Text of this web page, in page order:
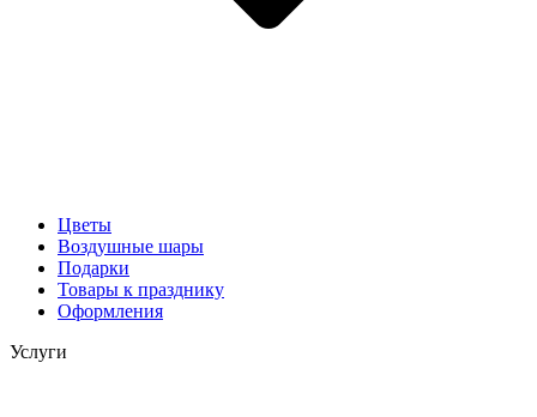
Цветы
Воздушные шары
Подарки
Товары к празднику
Оформления
Услуги